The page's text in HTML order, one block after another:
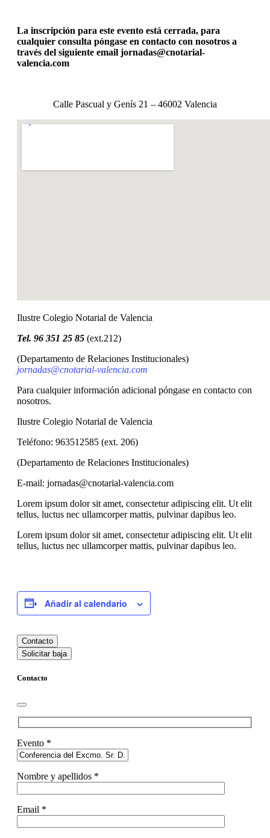
La inscripción para este evento está cerrada, para
cualquier consulta póngase en contacto con nosotros a
través del siguiente email jornadas@cnotarial-
valencia.com
Calle Pascual y Genís 21 – 46002 Valencia
Ilustre Colegio Notarial de Valencia
Tel. 96 351 25 85 (ext.212)
(Departamento de Relaciones Institucionales)
jornadas@cnotarial-valencia.com
Para cualquier información adicional póngase en contacto con
nosotros.
Ilustre Colegio Notarial de Valencia
Teléfono: 963512585 (ext. 206)
(Departamento de Relaciones Institucionales)
E-mail: jornadas@cnotarial-valencia.com
Lorem ipsum dolor sit amet, consectetur adipiscing elit. Ut elit
tellus, luctus nec ullamcorper mattis, pulvinar dapibus leo.
Lorem ipsum dolor sit amet, consectetur adipiscing elit. Ut elit
tellus, luctus nec ullamcorper mattis, pulvinar dapibus leo.
Añadir al calendario
Contacto
Solicitar baja
Contacto
Evento *
Nombre y apellidos *
Email *